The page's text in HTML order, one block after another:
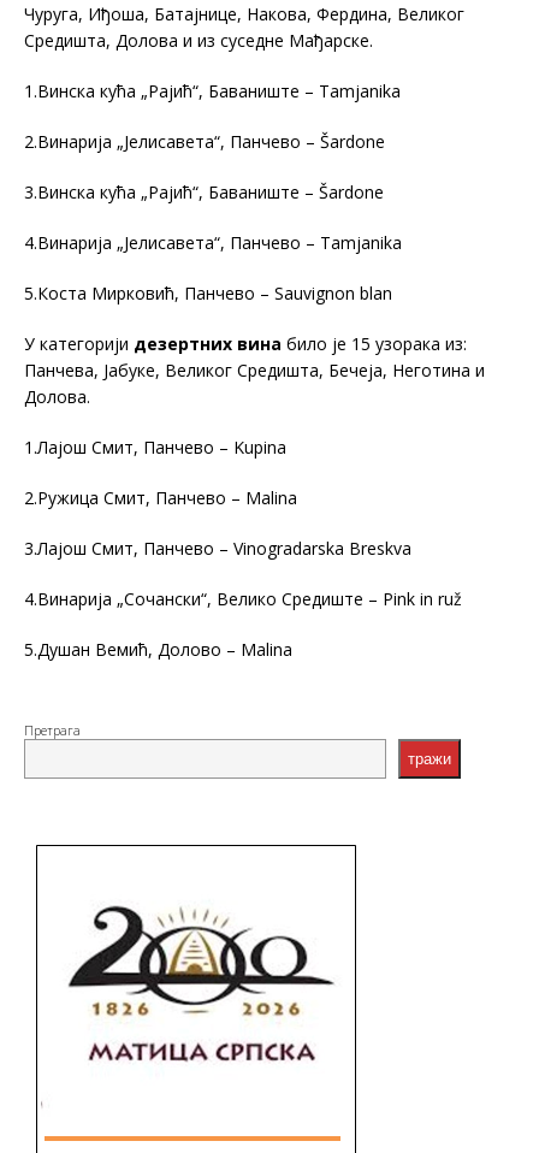
Чуруга, Иђоша, Батајнице, Накова, Фердина, Великог
Средишта, Долова и из суседне Мађарске.
1.Винска кућа „Рајић“, Баваниште – Tamjanika
2.Винарија „Јелисавета“, Панчево – Šardone
3.Винска кућа „Рајић“, Баваниште – Šardone
4.Винарија „Јелисавета“, Панчево – Tamjanika
5.Коста Мирковић, Панчево – Sauvignon blan
У категорији дезертних вина било је 15 узорака из:
Панчева, Јабуке, Великог Средишта, Бечеја, Неготина и
Долова.
1.Лајош Смит, Панчево – Kupina
2.Ружица Смит, Панчево – Malina
3.Лајош Смит, Панчево – Vinogradarska Breskva
4.Винарија „Сочански“, Велико Средиште – Pink in ruž
5.Душан Вемић, Долово – Malina
Претрага
тражи